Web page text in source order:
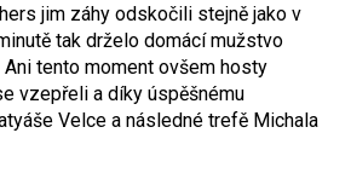
jim záhy odskočili stejně jako v
tak drželo domácí mužstvo
tento moment ovšem hosty
vzepřeli a díky úspěšnému
Velce a následné trefě Michala